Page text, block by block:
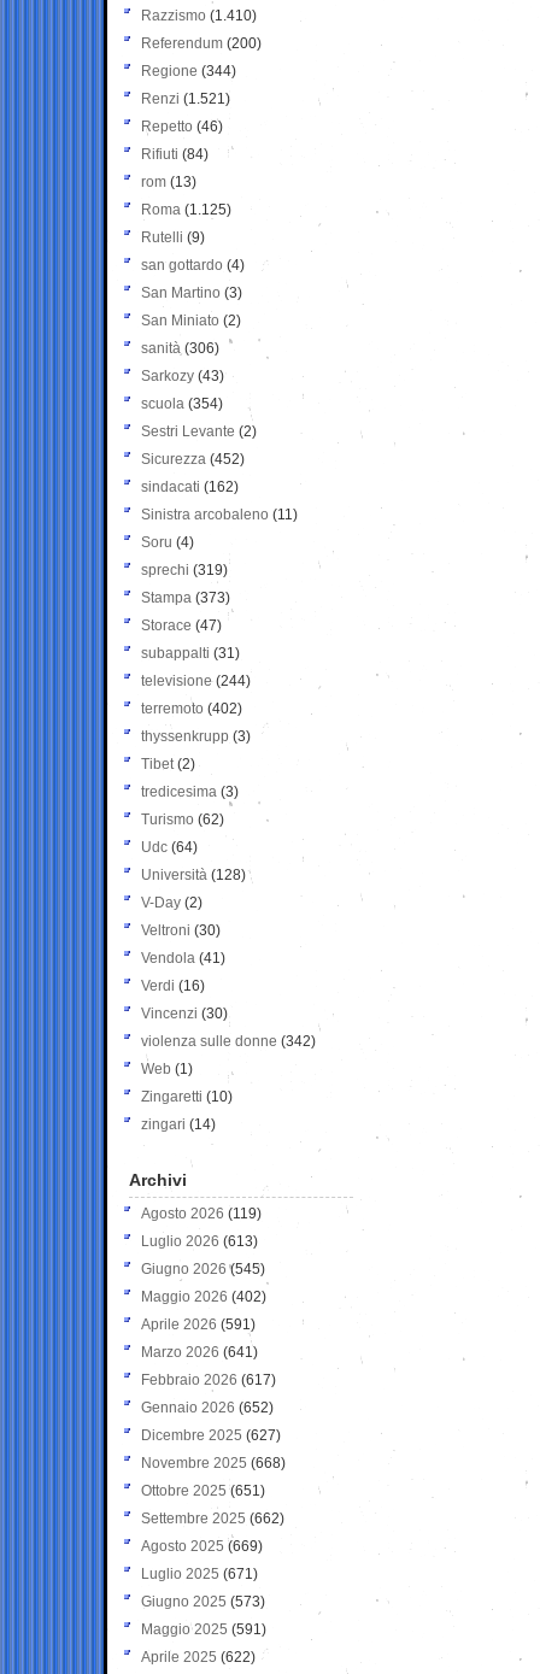
Razzismo (1.410)
Referendum (200)
Regione (344)
Renzi (1.521)
Repetto (46)
Rifiuti (84)
rom (13)
Roma (1.125)
Rutelli (9)
san gottardo (4)
San Martino (3)
San Miniato (2)
sanità (306)
Sarkozy (43)
scuola (354)
Sestri Levante (2)
Sicurezza (452)
sindacati (162)
Sinistra arcobaleno (11)
Soru (4)
sprechi (319)
Stampa (373)
Storace (47)
subappalti (31)
televisione(244)
terremoto (402)
thyssenkrupp (3)
Tibet(2)
tredicesima (3)
Turismo (62)
Udc (64)
Università (128)
V-Day (2)
Veltroni (30)
Vendola (41)
Verdi (16)
Vincenzi (30)
violenza sulle donne (342)
Web (1)
Zingaretti (10)
zingari (14)
Archivi
Agosto 2026 (119)
Luglio 2026 (613)
Giugno 2026 (545)
Maggio 2026 (402)
Aprile 2026 (591)
Marzo 2026 (641)
Febbraio 2026 (617)
Gennaio 2026 (652)
Dicembre 2025 (627)
Novembre 2025 (668)
Ottobre 2025 (651)
Settembre 2025 (662)
Agosto 2025 (669)
Luglio 2025 (671)
Giugno 2025 (573)
Maggio 2025 (591)
Aprile 2025 (622)